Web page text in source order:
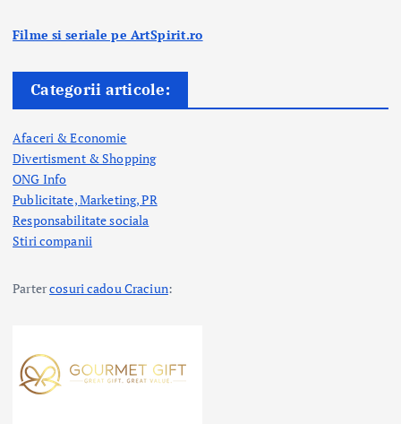
Filme si seriale pe ArtSpirit.ro
Categorii articole:
Afaceri & Economie
Divertisment & Shopping
ONG Info
Publicitate, Marketing, PR
Responsabilitate sociala
Stiri companii
Partercosuri cadou Craciun: